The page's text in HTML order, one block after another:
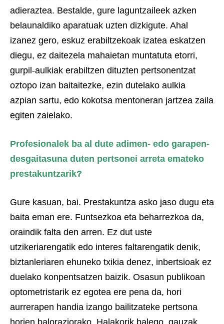
adieraztea. Bestalde, gure laguntzaileek azken
belaunaldiko aparatuak uzten dizkigute. Ahal
izanez gero, eskuz erabiltzekoak izatea eskatzen
diegu, ez daitezela mahaietan muntatuta etorri,
gurpil-aulkiak erabiltzen dituzten pertsonentzat
oztopo izan baitaitezke, ezin dutelako aulkia
azpian sartu, edo kokotsa mentoneran jartzea zaila
egiten zaielako.
Profesionalek ba al dute adimen- edo garapen-
desgaitasuna duten pertsonei arreta emateko
prestakuntzarik?
Gure kasuan, bai. Prestakuntza asko jaso dugu eta
baita eman ere. Funtsezkoa eta beharrezkoa da,
oraindik falta den arren. Ez dut uste
utzikeriarengatik edo interes faltarengatik denik,
biztanleriaren ehuneko txikia denez, inbertsioak ez
duelako konpentsatzen baizik. Osasun publikoan
optometristarik ez egotea ere pena da, hori
aurrerapen handia izango bailitzateke pertsona